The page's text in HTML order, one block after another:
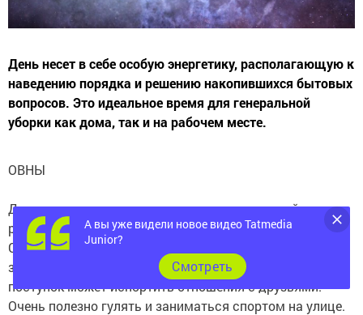
День несет в себе особую энергетику, располагающую к
наведению порядка и решению накопившихся бытовых
вопросов. Это идеальное время для генеральной
уборки как дома, так и на рабочем месте.
ОВНЫ
Дела по дому может скрасить совместные действия с
родным человеком, и это будет Овнам в радость.
Сегодня можно легко планировать и надеяться, что
запланированное осуществится. Необдуманный
поступок может испортить отношения с друзьями.
Очень полезно гулять и заниматься спортом на улице.
А вы уже видели новое видео Tatmedia
Junior?
Cмотреть